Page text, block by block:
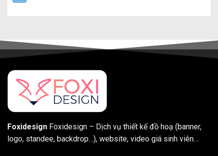
Foxidesign Foxidesign – Dịch vụ thiết kế đồ hoạ (banner,
logo, standee, backdrop…), website, video giá sinh viên…